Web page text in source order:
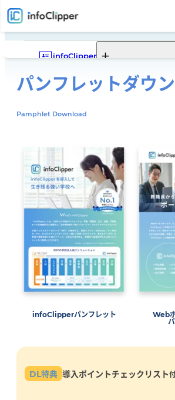
パンフレットダウ
Pamphlet Download
infoClipperパンフレット
Web
DL特典 導入ポイントチェックリスト
infoClipper
infoClipperの機能一覧
Webポータル
Webポータルの機能一覧
機能一覧
募集 出席
サービス仕様
サポート セキュリティ システム構
その他
システム比較 単位制について よ
新着情報
お問い合わせ
パンフレットダウン